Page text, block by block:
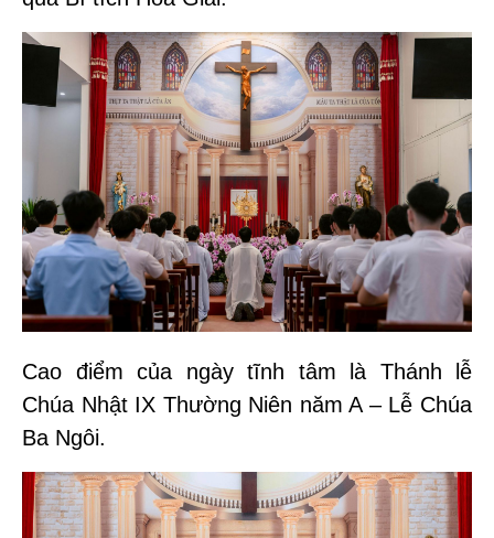
Cao điểm của ngày tĩnh tâm là Thánh lễ
Chúa Nhật IX Thường Niên năm A – Lễ Chúa
Ba Ngôi.